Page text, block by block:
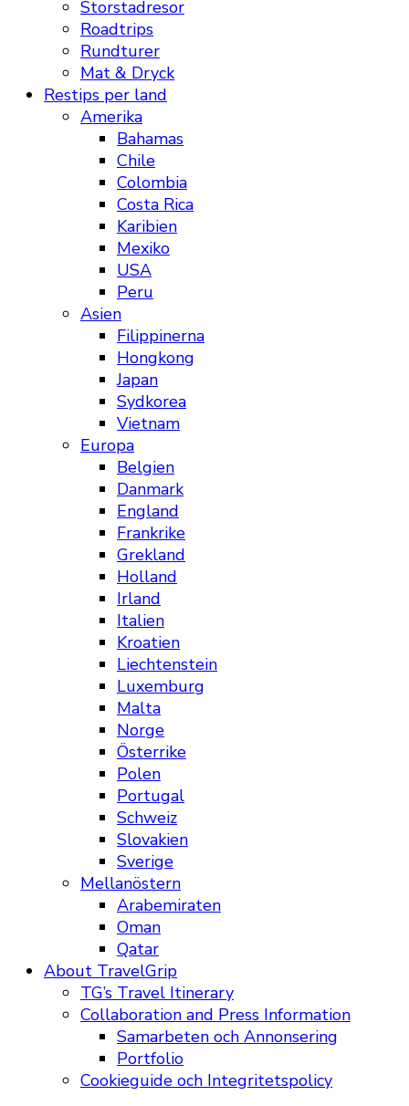
Storstadresor
Roadtrips
Rundturer
Mat & Dryck
Restips per land
Amerika
Bahamas
Chile
Colombia
Costa Rica
Karibien
Mexiko
USA
Peru
Asien
Filippinerna
Hongkong
Japan
Sydkorea
Vietnam
Europa
Belgien
Danmark
England
Frankrike
Grekland
Holland
Irland
Italien
Kroatien
Liechtenstein
Luxemburg
Malta
Norge
Österrike
Polen
Portugal
Schweiz
Slovakien
Sverige
Mellanöstern
Arabemiraten
Oman
Qatar
About TravelGrip
TG’s Travel Itinerary
Collaboration and Press Information
Samarbeten och Annonsering
Portfolio
Cookieguide och Integritetspolicy